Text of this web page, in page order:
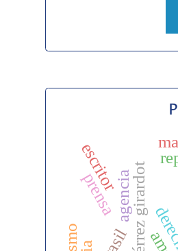
agencia
escritor
prensa